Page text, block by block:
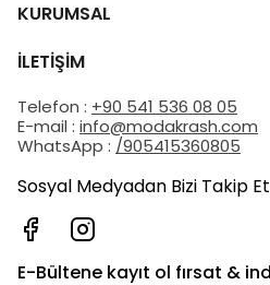
KURUMSAL
İLETİŞİM
Telefon : +90 541 536 08 05
E-mail : info@modakrash.com
WhatsApp : /905415360805
Sosyal Medyadan Bizi Takip
E-Bültene kayıt ol fırsat &